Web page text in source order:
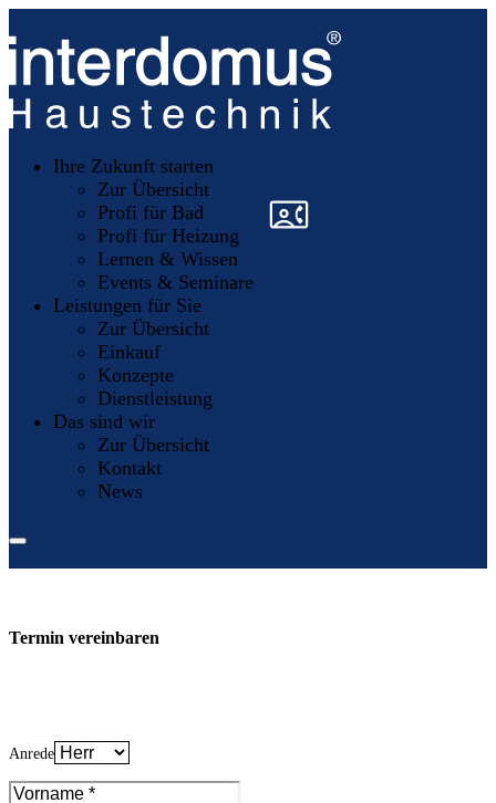
Ihre Zukunft starten
Zur Übersicht
Profi für Bad
Profi für Heizung
Lernen & Wissen
Events & Seminare
Leistungen für Sie
Zur Übersicht
Einkauf
Konzepte
Dienstleistung
Das sind wir
Zur Übersicht
Kontakt
News
»
Termin vereinbaren
Anrede